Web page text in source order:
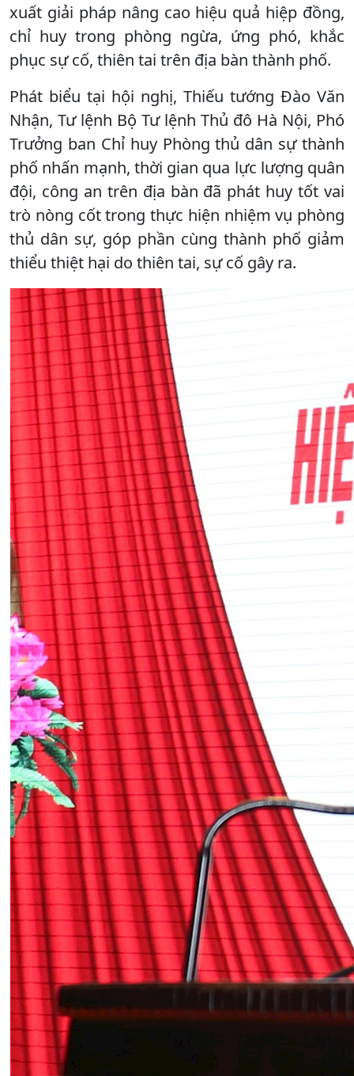
xuất giải pháp nâng cao hiệu quả hiệp đồng,
chỉ huy trong phòng ngừa, ứng phó, khắc
phục sự cố, thiên tai trên địa bàn thành phố.
Phát biểu tại hội nghị, Thiếu tướng Đào Văn
Nhận, Tư lệnh Bộ Tư lệnh Thủ đô Hà Nội, Phó
Trưởng ban Chỉ huy Phòng thủ dân sự thành
phố nhấn mạnh, thời gian qua lực lượng quân
đội, công an trên địa bàn đã phát huy tốt vai
trò nòng cốt trong thực hiện nhiệm vụ phòng
thủ dân sự, góp phần cùng thành phố giảm
thiểu thiệt hại do thiên tai, sự cố gây ra.